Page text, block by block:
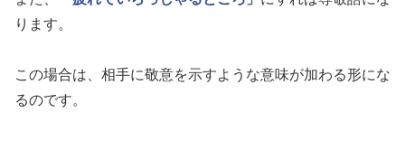
ります。
この場合は、相手に敬意を示すような意味が加わる形にな
るのです。